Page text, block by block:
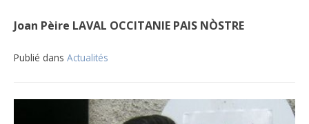
Joan Pèire LAVAL OCCITANIE PAIS NÒSTRE
Publié dans Actualités